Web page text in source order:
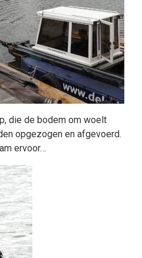
die de bodem om woelt
opgezogen en afgevoerd.
ervoor…